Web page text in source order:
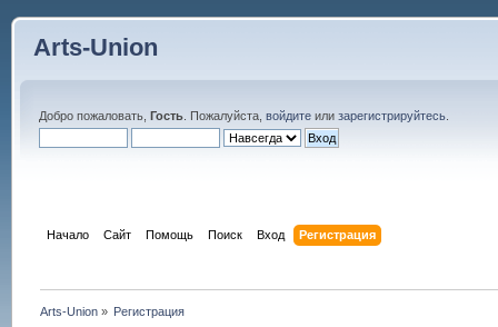
Arts-Union
Добро пожаловать, Гость. Пожалуйста, войдитеили зарегистрируйтесь.
Начало Сайт Помощь Поиск Вход Регистрация
Arts-Union » Регистрация